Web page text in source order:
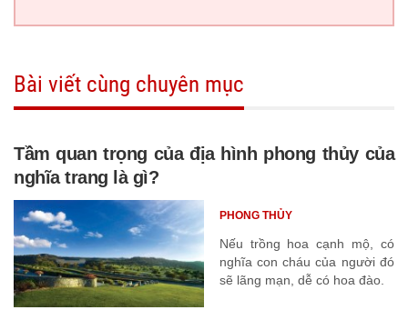
Bài viết cùng chuyên mục
Tầm quan trọng của địa hình phong thủy của
nghĩa trang là gì?
Nếu trồng hoa cạnh mộ, có
nghĩa con cháu của người đó
sẽ lãng mạn, dễ có hoa đào.
PHONG THỦY